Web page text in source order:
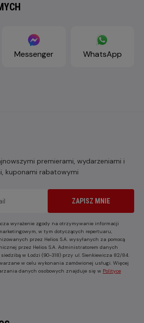
Messenger WhatsApp
premierami, wydarzeniami i
kuponami rabatowymi
ZAPISZ MNIE
wyrażenie zgody na otrzymywanie informacji
w tym dotyczących repertuaru,
przez Helios S.A. wysyłanych za pomocą
przez Helios S.A. Administratorem danych
w Łodzi (90-318) przy ul. Sienkiewicza 82/84.
w celu wykonania zamówionej usługi. Więcej
danych osobowych znajduje się w Polityce